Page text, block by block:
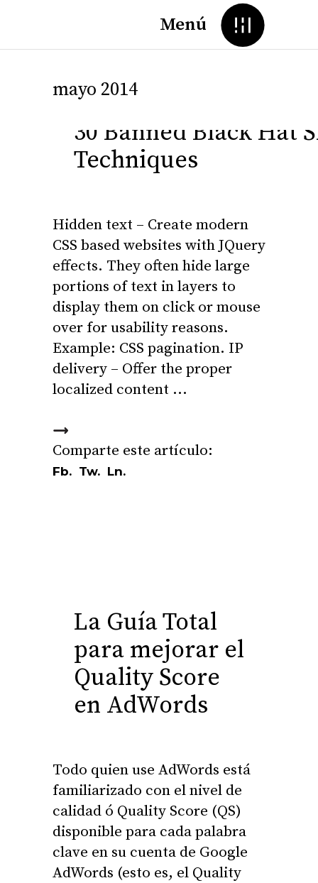
Menú
mayo 2014
30 Banned Black Hat
Techniques
Hidden text – Create modern
CSS based websites with JQuery
effects. They often hide large
portions of text in layers to
display them on click or mouse
over for usability reasons.
Example: CSS pagination. IP
delivery – Offer the proper
localized content
Fb. Tw. Ln.
La Guía Total
para mejorar el
Quality Score
en AdWords
Todo quien use AdWords está
familiarizado con el nivel de
calidad ó Quality Score (QS)
disponible para cada palabra
clave en su cuenta de Google
AdWords (esto es, el Quality